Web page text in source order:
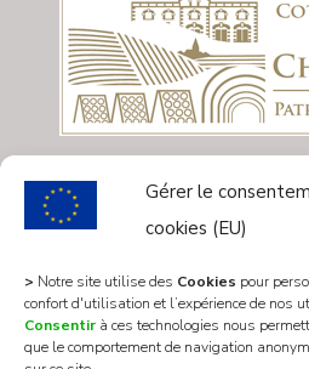
Gérer le
cookies (EU)
> Notre site utilise des Cookies pour
confort d'utilisation et l’expérience de nos
Consentir à ces technologies nous
que le comportement de navigation